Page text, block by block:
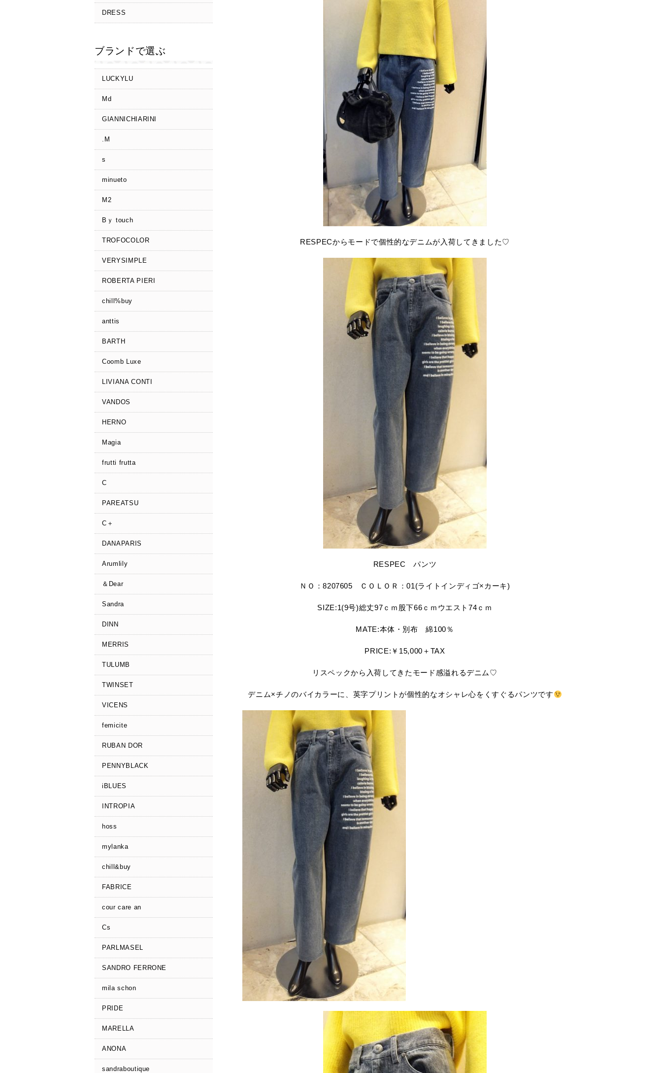
DRESS
ブランドで選ぶ
LUCKYLU
Md
GIANNICHIARINI
.M
s
minueto
M2
Bｙ touch
TROFOCOLOR
VERYSIMPLE
ROBERTA PIERI
chill%buy
anttis
BARTH
Coomb Luxe
LIVIANA CONTI
VANDOS
HERNO
Magia
frutti frutta
C
PAREATSU
C＋
DANAPARIS
Arumlily
＆Dear
Sandra
DINN
MERRIS
TULUMB
TWINSET
VICENS
femicite
RUBAN DOR
PENNYBLACK
iBLUES
INTROPIA
hoss
mylanka
chill&buy
FABRICE
cour care an
Cs
PARLMASEL
SANDRO FERRONE
mila schon
PRIDE
MARELLA
ANONA
sandraboutique
RESPECからモードで個性的なデニムが入荷してきました♡
RESPEC パンツ
ＮＯ：8207605 ＣＯＬＯＲ：01(ライトインディゴ×カーキ)
SIZE:1(9号)総丈97ｃｍ股下66ｃｍウエスト74ｃｍ
MATE:本体・別布 綿100％
PRICE:￥15,000＋TAX
リスペックから入荷してきたモード感溢れるデニム♡
デニム×チノのバイカラーに、英字プリントが個性的なオシャレ心をくすぐるパンツです